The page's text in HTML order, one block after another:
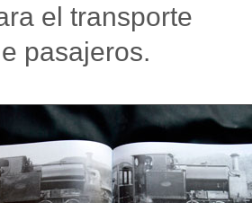
el transporte
pasajeros.